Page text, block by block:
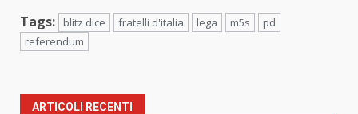
Tags: blitz dice fratelli d'italia lega m5s
pd
referendum
ARTICOLI RECENTI